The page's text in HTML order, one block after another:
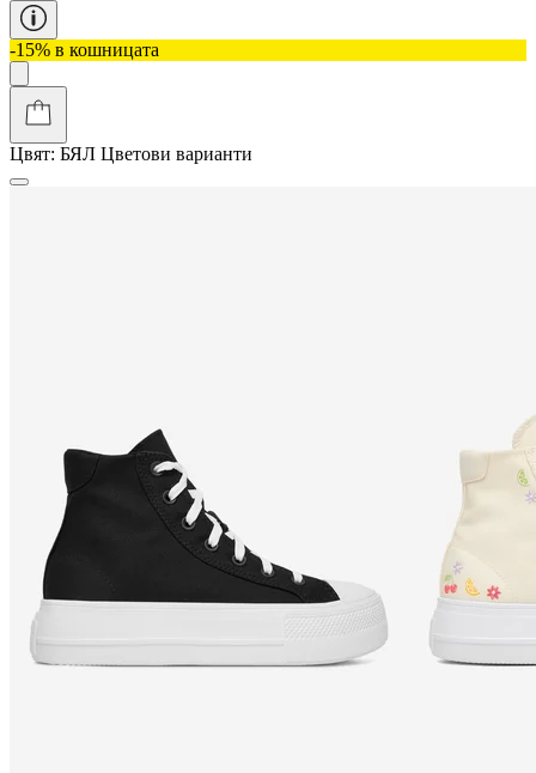
-15% в кошницата
Цвят: БЯЛ Цветови варианти